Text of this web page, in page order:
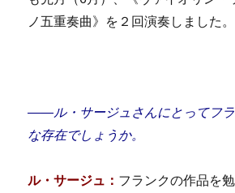
ノ五重奏曲》を２回演奏しました。
――ル・サージュさんにとってフラ
な存在でしょうか。
ル・サージュ： フランクの作品を